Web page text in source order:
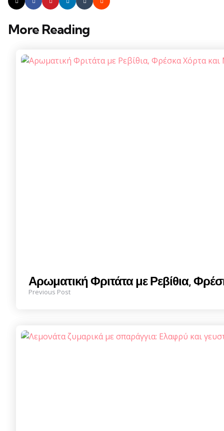
More Reading
Post
Αρωματική Φριτάτα με Ρεβίθια,
Previous Post